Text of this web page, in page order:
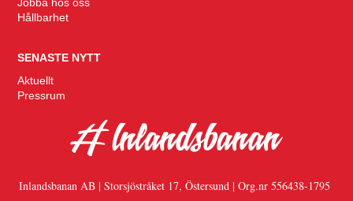
Jobba hos oss
Hållbarhet
SENASTE NYTT
Aktuellt
Pressrum
Inlandsbanan AB | Storsjöstråket 17, Östersund | Org.nr 556438-1795